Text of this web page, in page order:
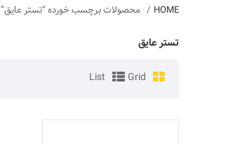
HOME محصولات برچسب خورده “تستر عایق”
تستر عایق
Grid
List